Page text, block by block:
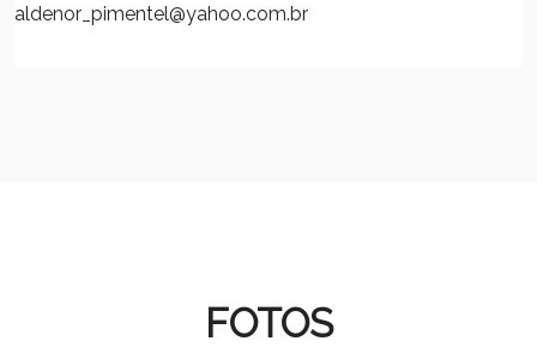
aldenor_pimentel@yahoo.com.br
FOTOS